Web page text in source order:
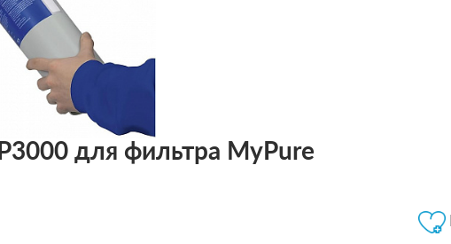
для фильтра MyPure